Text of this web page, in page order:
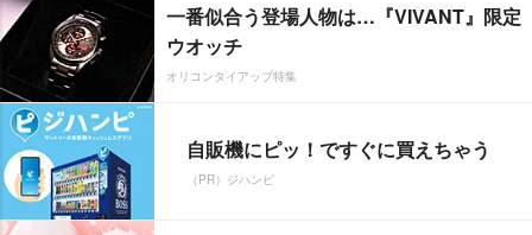
一番似合う登場人物は…『VIVANT』限定
ウオッチ
オリコンタイアップ特集
自販機にピッ！ですぐに買えちゃう
（PR）ジハンピ